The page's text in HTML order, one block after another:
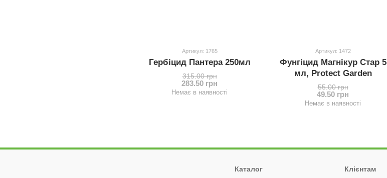
Артикул: 1765
Гербіцид Пантера 250мл
315.00 грн
283.50 грн
Немає в наявності
Артикул: 1472
Фунгіцид Магнікур Стар 5
мл, Protect Garden
55.00 грн
49.50 грн
Немає в наявності
Каталог Клієнтам